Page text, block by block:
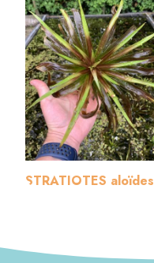
STRATIOTES aloïdes